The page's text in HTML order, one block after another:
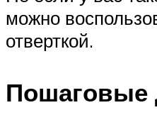
можно
отверткой.
Пошаговые